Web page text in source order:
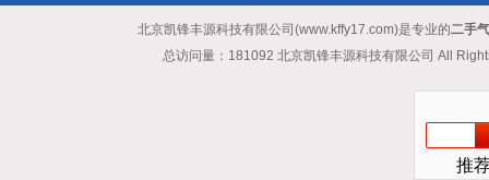
北京凯锋丰源科技有限公司(www.kffy17.com)是专业的二手
总访问量：181092 北京凯锋丰源科技有限公司 All
推